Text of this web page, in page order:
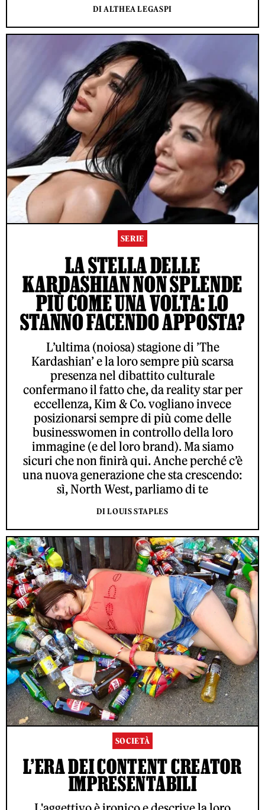
DI ALTHEA LEGASPI
SERIE
LA STELLA DELLE
KARDASHIAN NON SPLENDE
PIÙ COME UNA VOLTA: LO
STANNO FACENDO APPOSTA?
L’ultima (noiosa) stagione di ’The
Kardashian’ e la loro sempre più scarsa
presenza nel dibattito culturale
confermano il fatto che, da reality star per
eccellenza, Kim & Co. vogliano invece
posizionarsi sempre di più come delle
businesswomen in controllo della loro
immagine (e del loro brand). Ma siamo
sicuri che non finirà qui. Anche perché c’è
una nuova generazione che sta crescendo:
sì, North West, parliamo di te
DI LOUIS STAPLES
SOCIETÀ
L’ERA DEI CONTENT CREATOR
IMPRESENTABILI